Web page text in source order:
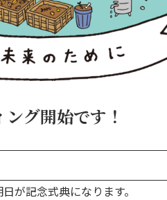
グ開始です！
が記念式典になります。